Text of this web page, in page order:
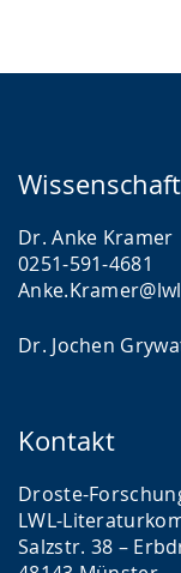
Dr. Anke Kramer
0251-591-4681
Dr. Jochen
Kontakt
Droste-
LWL-
Salzstr. 38 –